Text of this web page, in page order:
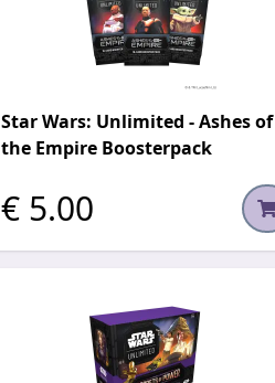
Star Wars: Unlimited - Ashes of
the Empire Boosterpack
€ 5.00